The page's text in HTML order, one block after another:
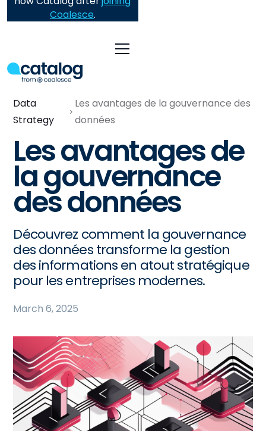
Coalesce.
Data
Strategy
Les avantages de la gouvernance des
données
Les avantages de
la gouvernance
des données
Découvrez comment la gouvernance
des données transforme la gestion
des informations en atout stratégique
pour les entreprises modernes.
March 6, 2025